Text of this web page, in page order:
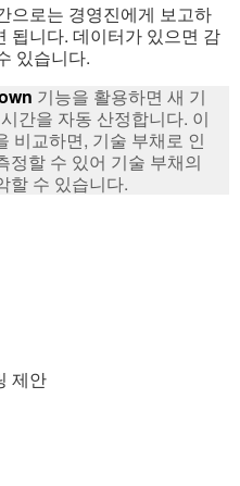
으로는 경영진에게 보고하
됩니다. 데이터가 있으면 감
있습니다.
기능을 활용하면 새 기
간을 자동 산정합니다. 이
비교하면, 기술 부채로 인
정할 수 있어 기술 부채의
할 수 있습니다.
제안